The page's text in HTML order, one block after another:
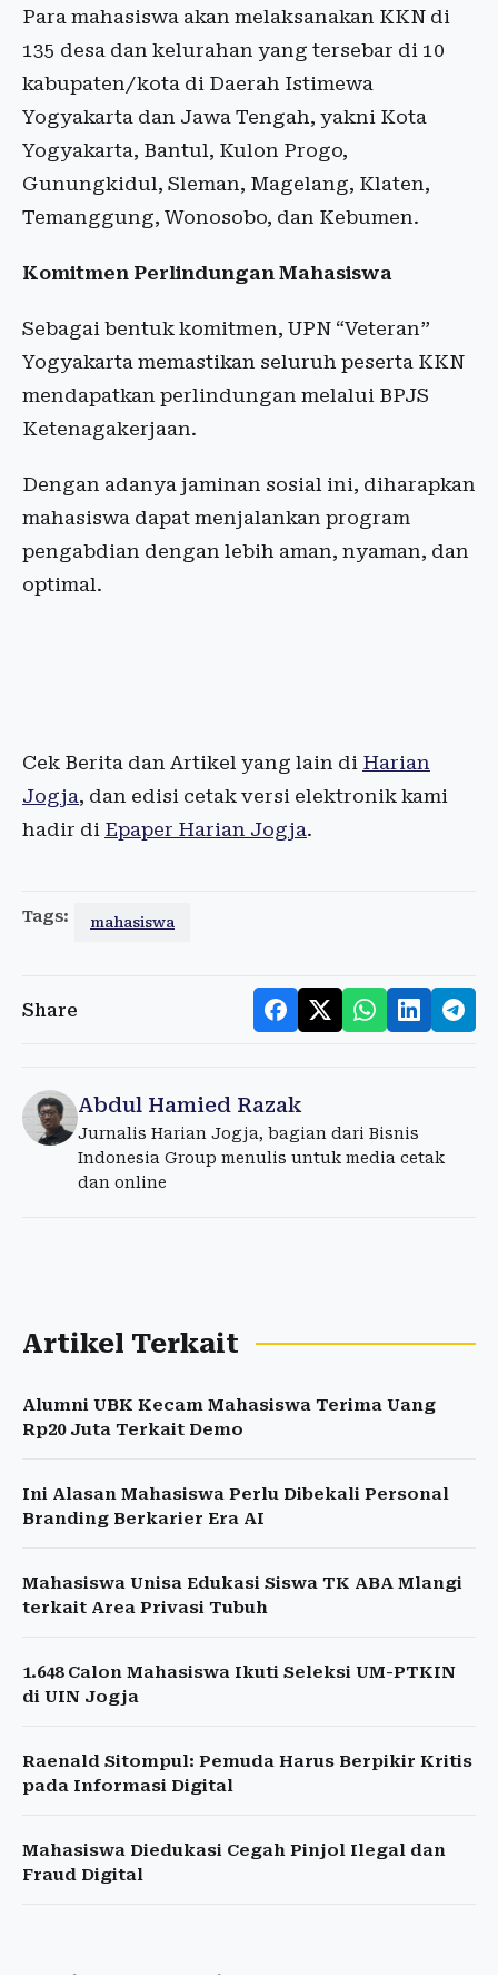
Para mahasiswa akan melaksanakan KKN di
135 desa dan kelurahan yang tersebar di 10
kabupaten/kota di Daerah Istimewa
Yogyakarta dan Jawa Tengah, yakni Kota
Yogyakarta, Bantul, Kulon Progo,
Gunungkidul, Sleman, Magelang, Klaten,
Temanggung, Wonosobo, dan Kebumen.
Komitmen Perlindungan Mahasiswa
Sebagai bentuk komitmen, UPN “Veteran”
Yogyakarta memastikan seluruh peserta KKN
mendapatkan perlindungan melalui BPJS
Ketenagakerjaan.
Dengan adanya jaminan sosial ini, diharapkan
mahasiswa dapat menjalankan program
pengabdian dengan lebih aman, nyaman, dan
optimal.
Cek Berita dan Artikel yang lain di Harian
Jogja, dan edisi cetak versi elektronik kami
hadir di Epaper Harian Jogja.
Tags: mahasiswa
Share
Abdul Hamied Razak
Jurnalis Harian Jogja, bagian dari Bisnis
Indonesia Group menulis untuk media cetak
dan online
Artikel Terkait
Alumni UBK Kecam Mahasiswa Terima Uang
Rp20 Juta Terkait Demo
Ini Alasan Mahasiswa Perlu Dibekali Personal
Branding Berkarier Era AI
Mahasiswa Unisa Edukasi Siswa TK ABA Mlangi
terkait Area Privasi Tubuh
1.648 Calon Mahasiswa Ikuti Seleksi UM-PTKIN
di UIN Jogja
Raenald Sitompul: Pemuda Harus Berpikir Kritis
pada Informasi Digital
Mahasiswa Diedukasi Cegah Pinjol Ilegal dan
Fraud Digital